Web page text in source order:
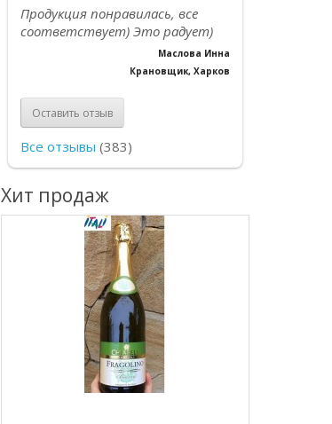
Продукция понравилась, все
соответствует) Это радует)
Маслова Инна
Крановщик, Харков
Оставить отзыв
Все отзывы (383)
Хит продаж